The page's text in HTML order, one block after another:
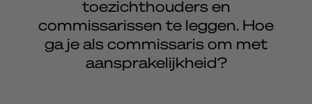
toezichthouders en
commissarissen te leggen. Hoe
ga je als commissaris om met
aansprakelijkheid?